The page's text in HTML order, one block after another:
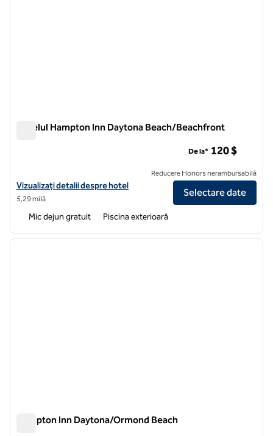
Hotelul Hampton Inn Daytona Beach/Beachfront
Vizualizați detaliile hotelului Hampton Inn Daytona Beach/
Vizualizați detalii despre hotel
5,29 milă
De la* 120 $
Reducere Honors nerambursabilă
Selectare date
Mic dejun gratuit Piscina exterioară
1 din 12
Hampton Inn Daytona/Ormond Beach